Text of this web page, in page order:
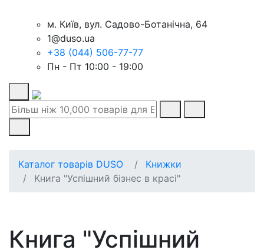
м. Київ, вул. Садово-Ботанічна, 64
1@duso.ua
+38 (044) 506-77-77
Пн - Пт 10:00 - 19:00
Каталог товарів DUSO
Книжки
Книга "Успішний бізнес в красі"
Книга "Успішний